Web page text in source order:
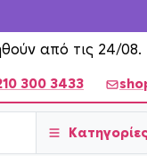
από τις 24/08.
300 3433
Κατηγορίες